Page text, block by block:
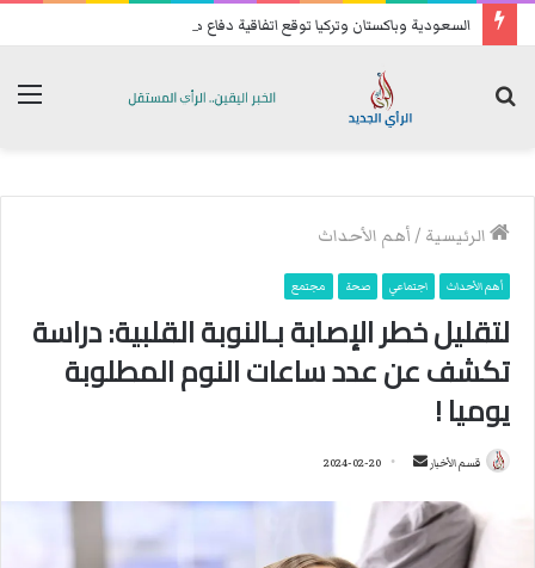
السعودية وباكستان وتركيا توقع اتفاقية دفاع مشترك
الرئيسية /أهم الأحداث
أهم الأحداث اجتماعي صحة مجتمع
لتقليل خطر الإصابة بـالنوبة القلبية: دراسة
تكشف عن عدد ساعات النوم المطلوبة
يوميا !
قسم الأخبار
س
ل
2024-02-20